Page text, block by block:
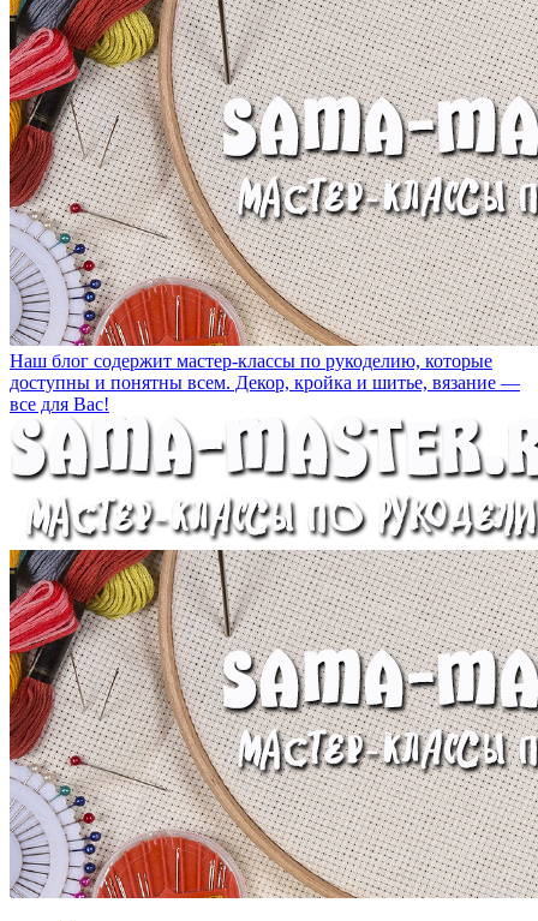
Наш блог содержит мастер-классы по рукоделию, которые
доступны и понятны всем. Декор, кройка и шитье, вязание —
все для Вас!